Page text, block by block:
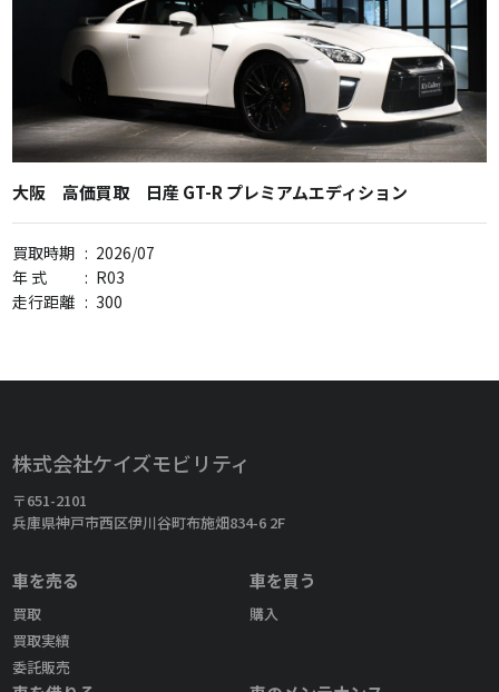
大阪 高価買取 日産 GT-R プレミアムエディション
買取時期 : 2026/07
年 式
: R03
走行距離 : 300
株式会社ケイズモビリティ
〒651-2101
兵庫県神戸市西区伊川谷町布施畑834-6 2F
車を売る
買取
買取実績
委託販売
車を買う
購入